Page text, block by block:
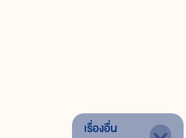
เรื่องอื่น